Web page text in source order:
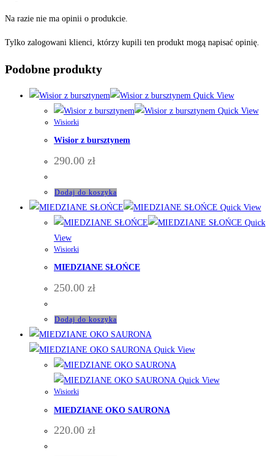
Na razie nie ma opinii o produkcie.
Tylko zalogowani klienci, którzy kupili ten produkt mogą napisać opinię.
Podobne produkty
Quick View
Quick View
Wisiorki
Wisior z bursztynem
290.00 zł
Dodaj do koszyka
Quick View
Quick
View
Wisiorki
MIEDZIANE SŁOŃCE
250.00 zł
Dodaj do koszyka
Quick View
Quick View
Wisiorki
MIEDZIANE OKO SAURONA
220.00 zł